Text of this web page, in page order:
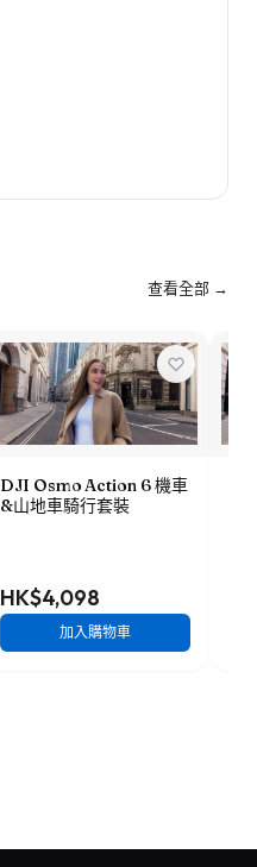
查看全部 →
DJI Osmo Action 6 機車
&山地車騎行套裝
HK$4,098
加入購物車